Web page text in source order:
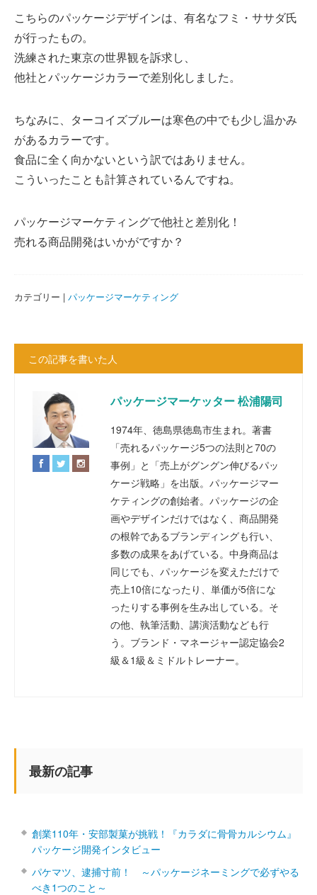
こちらのパッケージデザインは、有名なフミ・ササダ氏
が行ったもの。
洗練された東京の世界観を訴求し、
他社とパッケージカラーで差別化しました。
ちなみに、ターコイズブルーは寒色の中でも少し温かみ
があるカラーです。
食品に全く向かないという訳ではありません。
こういったことも計算されているんですね。
パッケージマーケティングで他社と差別化！
売れる商品開発はいかがですか？
カテゴリー | パッケージマーケティング
この記事を書いた人
パッケージマーケッター 松浦陽司
1974年、徳島県徳島市生まれ。著書
「売れるパッケージ5つの法則と70の
事例」と「売上がグングン伸びるパッ
ケージ戦略」を出版。パッケージマー
ケティングの創始者。パッケージの企
画やデザインだけではなく、商品開発
の根幹であるブランディングも行い、
多数の成果をあげている。中身商品は
同じでも、パッケージを変えただけで
売上10倍になったり、単価が5倍にな
ったりする事例を生み出している。そ
の他、執筆活動、講演活動なども行
う。ブランド・マネージャー認定協会2
級＆1級＆ミドルトレーナー。
最新の記事
創業110年・安部製菓が挑戦！『カラダに骨骨カルシウム』
パッケージ開発インタビュー
パケマツ、逮捕寸前！ ～パッケージネーミングで必ずやる
べき1つのこと～